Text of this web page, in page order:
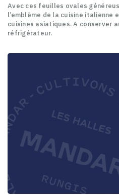
Avec ces feuilles ovales
l’emblème de la cuisine italienne
cuisines asiatiques. A conserver
réfrigérateur.